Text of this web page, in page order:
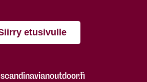
etusivulle